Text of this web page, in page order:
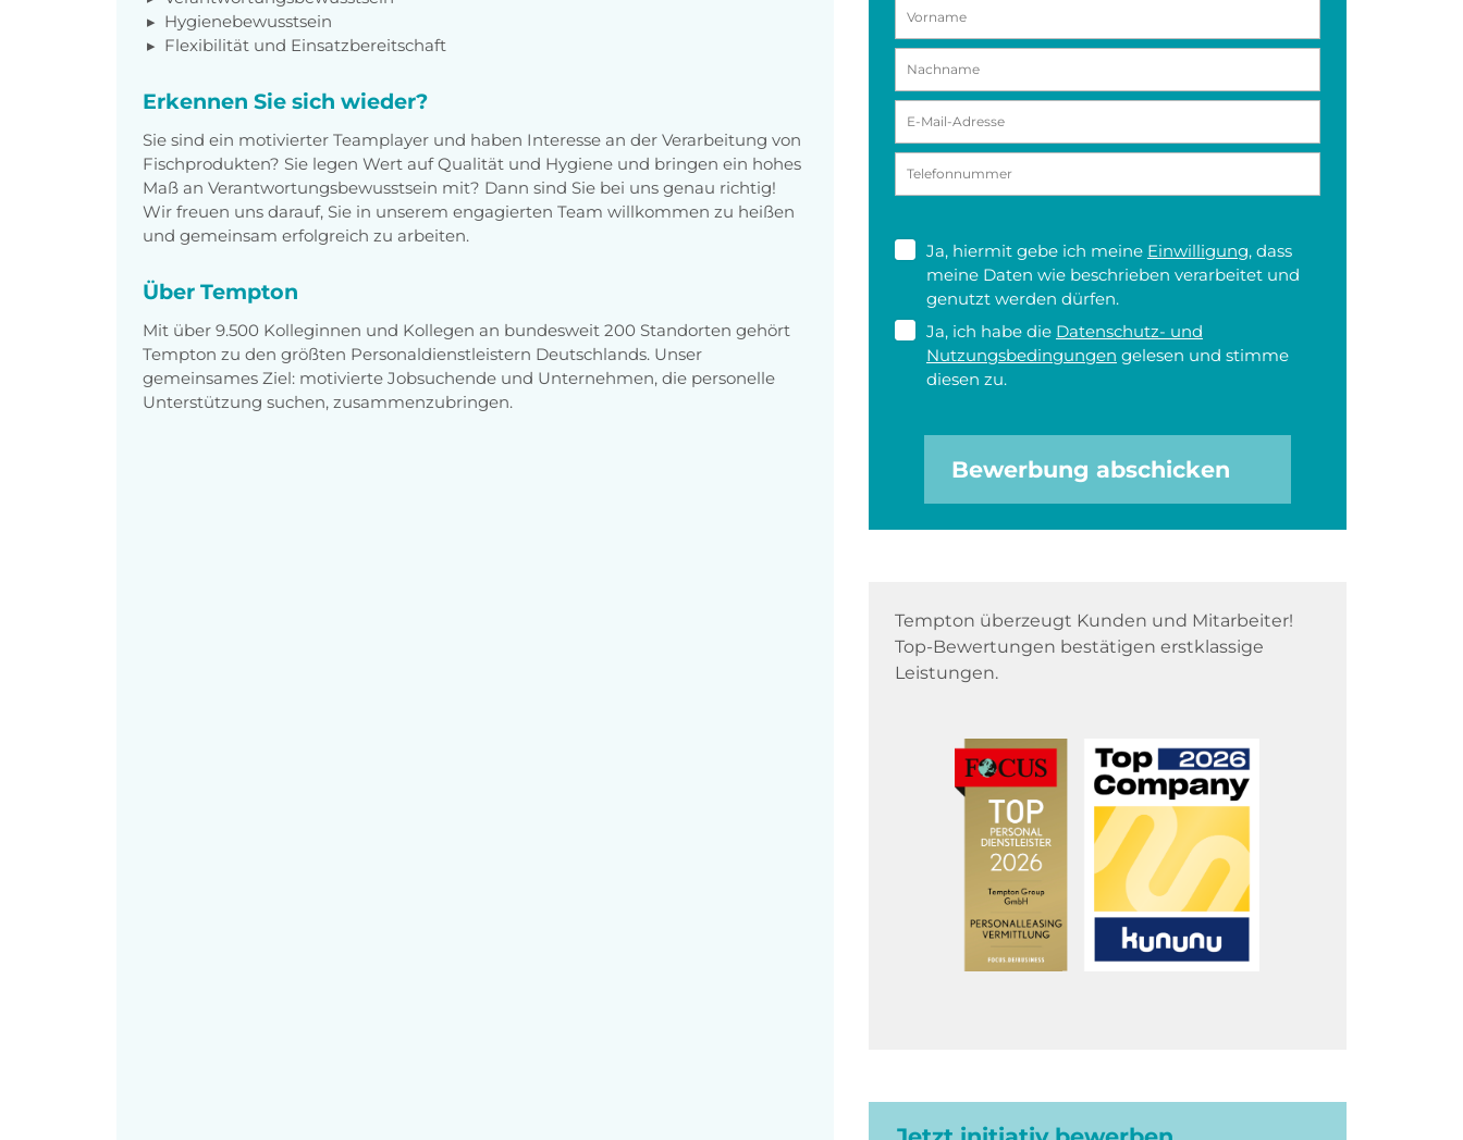
Hygienebewusstsein
Flexibilität und Einsatzbereitschaft
Erkennen Sie sich wieder?
Sie sind ein motivierter Teamplayer und haben Interesse an der Verarbeitung von
Fischprodukten? Sie legen Wert auf Qualität und Hygiene und bringen ein hohes
Maß an Verantwortungsbewusstsein mit? Dann sind Sie bei uns genau richtig!
Wir freuen uns darauf, Sie in unserem engagierten Team willkommen zu heißen
und gemeinsam erfolgreich zu arbeiten.
Über Tempton
Mit über 9.500 Kolleginnen und Kollegen an bundesweit 200 Standorten gehört
Tempton zu den größten Personaldienstleistern Deutschlands. Unser
gemeinsames Ziel: motivierte Jobsuchende und Unternehmen, die personelle
Unterstützung suchen, zusammenzubringen.
Ja, hiermit gebe ich meine Einwilligung, dass
meine Daten wie beschrieben verarbeitet und
genutzt werden dürfen.
Ja, ich habe die Datenschutz- und
Nutzungsbedingungen gelesen und stimme
diesen zu.
Bewerbung abschicken
Tempton überzeugt Kunden und Mitarbeiter!
Top-Bewertungen bestätigen erstklassige
Leistungen.